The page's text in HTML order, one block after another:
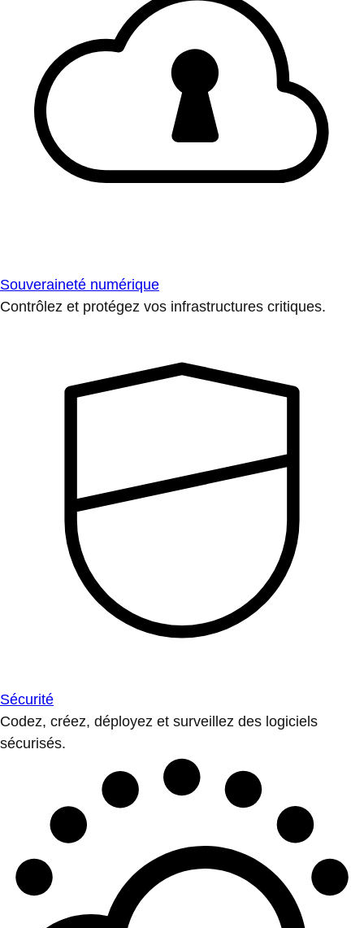
Souveraineté numérique
Contrôlez et protégez vos infrastructures critiques.
Sécurité
Codez, créez, déployez et surveillez des logiciels
sécurisés.